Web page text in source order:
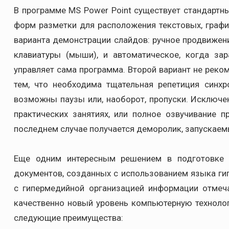
В программе MS Power Point существует
форм разметки для расположения текстовых,
варианта демонстрации слайдов: ручное
клавиатуры (мыши), и автоматическое, когда
управляет сама программа. Второй вариант не
тем, что необходима тщательная репетиция
возможны паузы или, наоборот, пропуски.
практических занятиях, или полное
последнем случае получается деморолик,
Еще одним интересным решением в подготовке
документов, созданных с использованием языка
с гипермедийной организацией информации
качественно новый уровень компьютерную
следующие преимущества: